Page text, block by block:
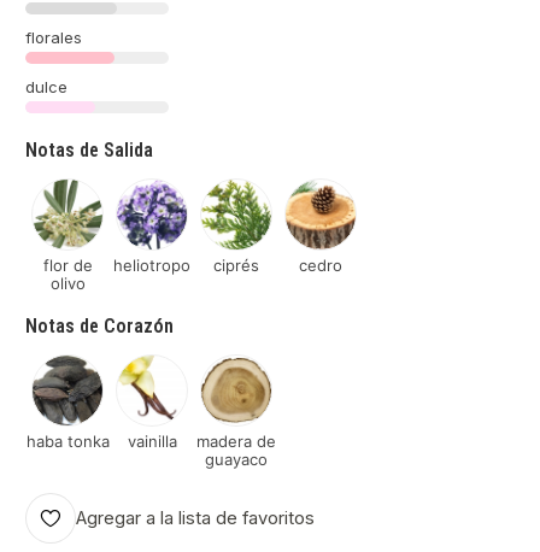
florales
dulce
Notas de Salida
flor de
olivo
heliotropo ciprés cedro
Notas de Corazón
haba tonka vainilla
madera de
guayaco
Agregar a la lista de favoritos